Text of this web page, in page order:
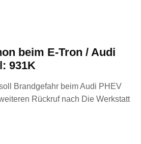
beim E-Tron / Audi
931K
Brandgefahr beim Audi PHEV
Rückruf nach Die Werkstatt